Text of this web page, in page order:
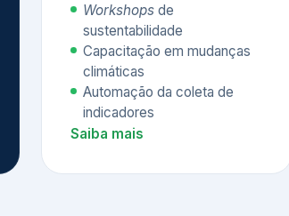
Workshops de
sustentabilidade
Capacitação em mudanças
climáticas
Automação da coleta de
indicadores
Saiba mais